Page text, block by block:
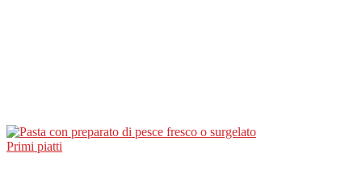
Primi piatti